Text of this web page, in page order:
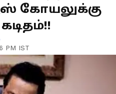
கோயலுக்கு
PM IST